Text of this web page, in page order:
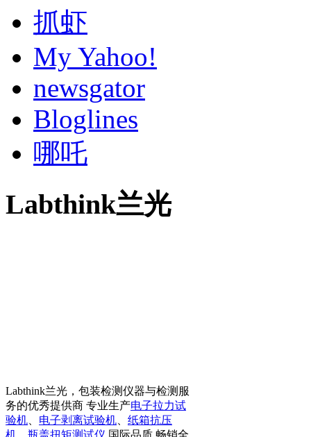
抓虾
My Yahoo!
newsgator
Bloglines
哪吒
Labthink兰光
Labthink兰光，包装检测仪器与检测服
务的优秀提供商 专业生产电子拉力试
验机
电子剥离试验机
纸箱抗压